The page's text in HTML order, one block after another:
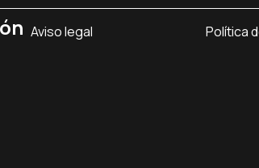
Aviso legal Política